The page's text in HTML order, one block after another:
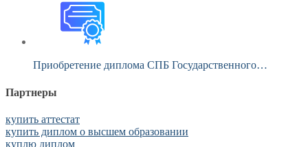
Приобретение диплома СПБ Государственного…
Партнеры
купить аттестат
купить диплом о высшем образовании
куплю диплом